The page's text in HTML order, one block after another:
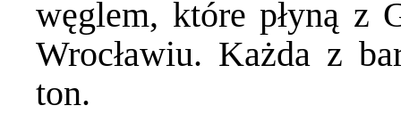
węglem, które płyną z
Wrocławiu. Każda z
ton.